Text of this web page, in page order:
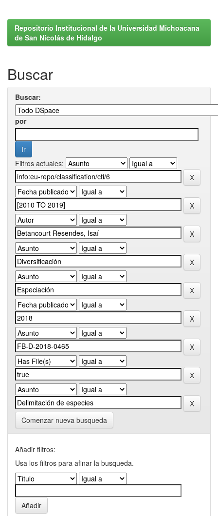
Repositorio Institucional de la Universidad Michoacana
de San Nicolás de Hidalgo
Buscar
Buscar:
por
Filtros actuales:
Comenzar nueva busqueda
Añadir filtros:
Usa los filtros para afinar la busqueda.